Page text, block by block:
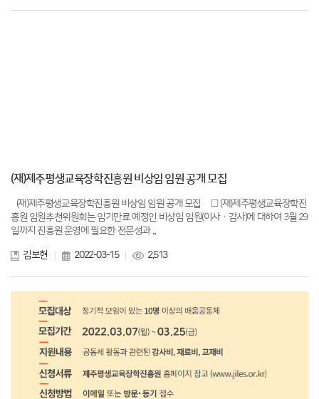
(재)제주평생교육장학진흥원 비상임 임원 공개 모집
흥원 임원추천위원회는 임기만료 예정인 비상임 임원(이사ㆍ감사)에 대하여 3월 29
일까지 진흥원 운영에 필요한 전문성과 ...
김보현 2022-03-15 2,513